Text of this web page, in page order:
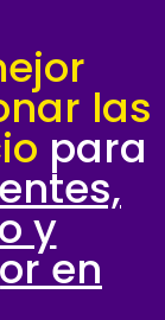
las
para
y
en